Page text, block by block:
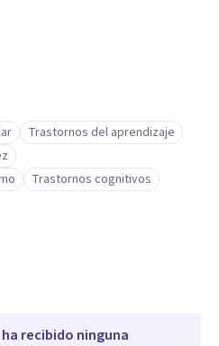
Trastornos del aprendizaje
Trastornos cognitivos
recibido ninguna